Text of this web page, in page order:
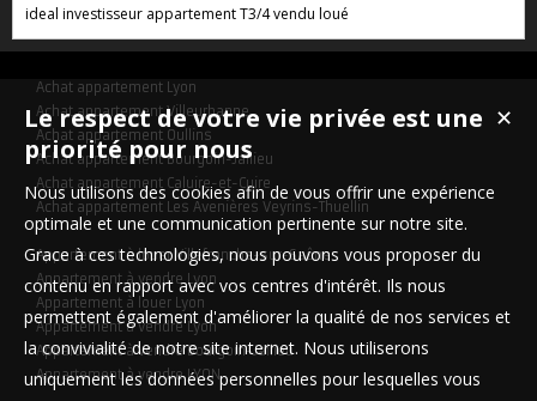
ideal investisseur appartement T3/4 vendu loué
Achat appartement Lyon
Achat appartement Villeurbanne
Achat appartement Oullins
Achat appartement Bourgoin-Jallieu
Achat appartement Caluire-et-Cuire
Achat appartement Les Avenières Veyrins-Thuellin
Appartement à louer Villefranche-sur-Saône
Appartement à vendre Lyon
Appartement à louer Lyon
Appartement à vendre Lyon
Appartement à vendre Bourgoin-Jallieu
Appartement à vendre LYON
✕
Le respect de votre vie privée est une
priorité pour nous
Nous utilisons des cookies afin de vous offrir une expérience
optimale et une communication pertinente sur notre site.
Grace à ces technologies, nous pouvons vous proposer du
contenu en rapport avec vos centres d'intérêt. Ils nous
permettent également d'améliorer la qualité de nos services et
la convivialité de notre site internet. Nous utiliserons
uniquement les données personnelles pour lesquelles vous